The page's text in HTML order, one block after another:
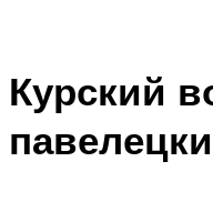
Курский